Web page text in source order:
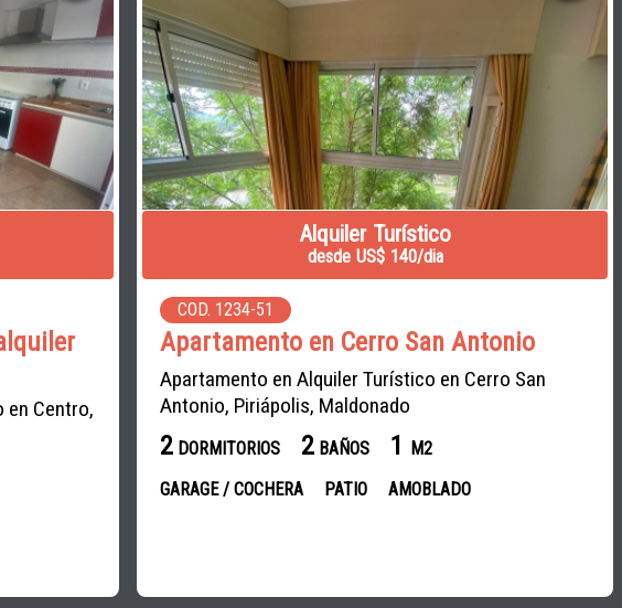
en Centro,
Alquiler Turístico
desde US$ 140/dia
COD. 1234-51
Apartamento en Cerro San Antonio
Apartamento en Alquiler Turístico en Cerro San
Antonio, Piriápolis, Maldonado
2 DORMITORIOS 2 BAÑOS 1
M2
GARAGE / COCHERA
PATIO AMOBLADO